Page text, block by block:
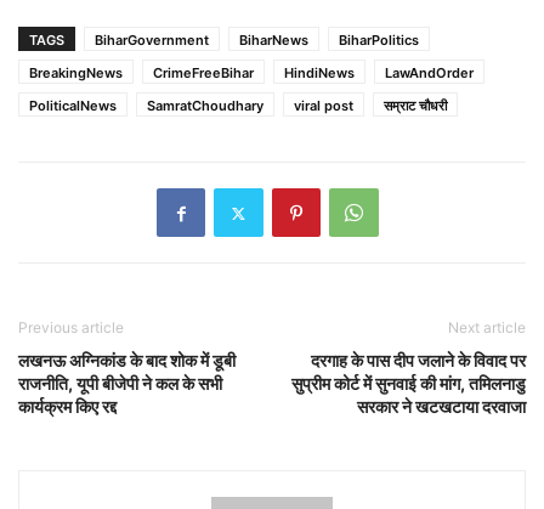
TAGS BiharGovernment BiharNews
BiharPolitics
BreakingNews
CrimeFreeBihar HindiNews
LawAndOrder
PoliticalNews
SamratChoudhary viral post सम्राट चौधरी
Previous article
लखनऊ अग्निकांड के बाद शोक में डूबी
राजनीति, यूपी बीजेपी ने कल के सभी
कार्यक्रम किए रद्द
Next article
दरगाह के पास दीप जलाने के विवाद पर
सुप्रीम कोर्ट में सुनवाई की मांग, तमिलनाडु
सरकार ने खटखटाया दरवाजा